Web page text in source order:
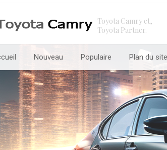
Toyota Camry et,
Toyota Partner.
Nouveau Populaire Plan du site